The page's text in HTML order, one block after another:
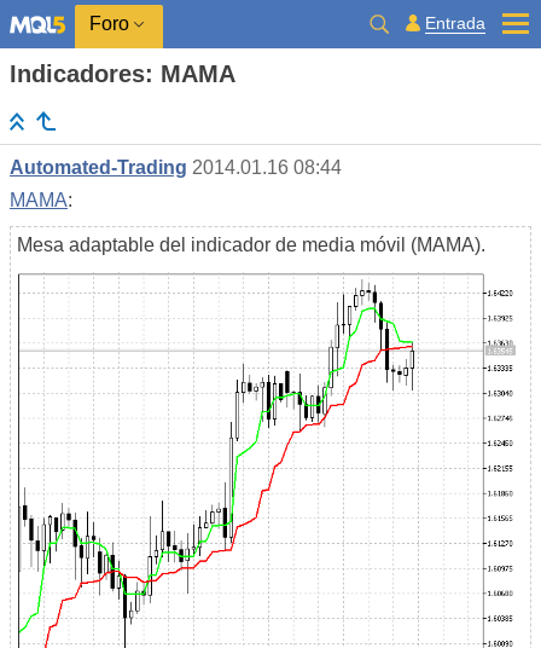
Foro Entrada
Indicadores: MAMA
Automated-Trading 2014.01.16 08:44
MAMA:
Mesa adaptable del indicador de media móvil (MAMA).